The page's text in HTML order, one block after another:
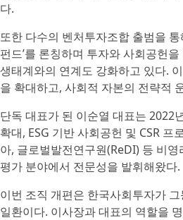
다.
또한 다수의 벤처투자조합 출범을
펀드’를 론칭하며 투자와 사회공헌
생태계와의 연계도 강화하고 있다.
을 확대하고, 사회적 자본의 전략적
단독 대표가 된 이순열 대표는 2022
확대, ESG 기반 사회공헌 및 CSR
아, 글로벌발전연구원(ReDI) 등 비
평가 분야에서 전문성을 발휘해왔다.
이번 조직 개편은 한국사회투자가
일환이다. 이사장과 대표의 역할을